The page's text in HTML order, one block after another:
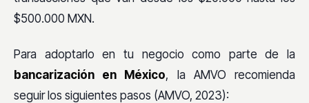
$500.000 MXN.
Para adoptarlo en tu negocio como parte de la
bancarización en México, la AMVO recomienda
seguir los siguientes pasos (AMVO, 2023):